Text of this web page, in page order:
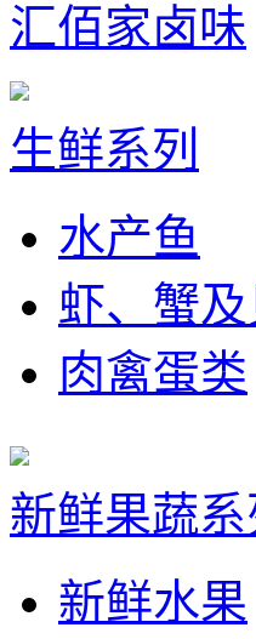
汇佰家卤味
生鲜系列
水产鱼
虾、蟹
肉禽蛋类
新鲜果蔬系
新鲜水果